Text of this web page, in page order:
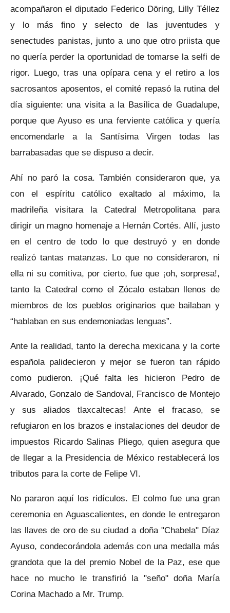
acompañaron el diputado Federico Döring, Lilly Téllez
y lo más fino y selecto de las juventudes y
senectudes panistas, junto a uno que otro priista que
no quería perder la oportunidad de tomarse la selfi de
rigor. Luego, tras una opípara cena y el retiro a los
sacrosantos aposentos, el comité repasó la rutina del
día siguiente: una visita a la Basílica de Guadalupe,
porque que Ayuso es una ferviente católica y quería
encomendarle a la Santísima Virgen todas las
barrabasadas que se dispuso a decir.
Ahí no paró la cosa. También consideraron que, ya
con el espíritu católico exaltado al máximo, la
madrileña visitara la Catedral Metropolitana para
dirigir un magno homenaje a Hernán Cortés. Allí, justo
en el centro de todo lo que destruyó y en donde
realizó tantas matanzas. Lo que no consideraron, ni
ella ni su comitiva, por cierto, fue que ¡oh, sorpresa!,
tanto la Catedral como el Zócalo estaban llenos de
miembros de los pueblos originarios que bailaban y
“hablaban en sus endemoniadas lenguas”.
Ante la realidad, tanto la derecha mexicana y la corte
española palidecieron y mejor se fueron tan rápido
como pudieron. ¡Qué falta les hicieron Pedro de
Alvarado, Gonzalo de Sandoval, Francisco de Montejo
y sus aliados tlaxcaltecas! Ante el fracaso, se
refugiaron en los brazos e instalaciones del deudor de
impuestos Ricardo Salinas Pliego, quien asegura que
de llegar a la Presidencia de México restablecerá los
tributos para la corte de Felipe VI.
No pararon aquí los ridículos. El colmo fue una gran
ceremonia en Aguascalientes, en donde le entregaron
las llaves de oro de su ciudad a doña "Chabela" Díaz
Ayuso, condecorándola además con una medalla más
grandota que la del premio Nobel de la Paz, ese que
hace no mucho le transfirió la "seño" doña María
Corina Machado a Mr. Trump.